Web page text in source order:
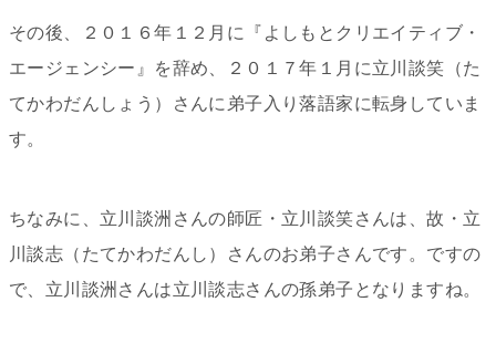
その後、２０１６年１２月に『よしもとクリエイティブ・
エージェンシー』を辞め、２０１７年１月に立川談笑（た
てかわだんしょう）さんに弟子入り落語家に転身していま
す。
ちなみに、立川談洲さんの師匠・立川談笑さんは、故・立
川談志（たてかわだんし）さんのお弟子さんです。ですの
で、立川談洲さんは立川談志さんの孫弟子となりますね。